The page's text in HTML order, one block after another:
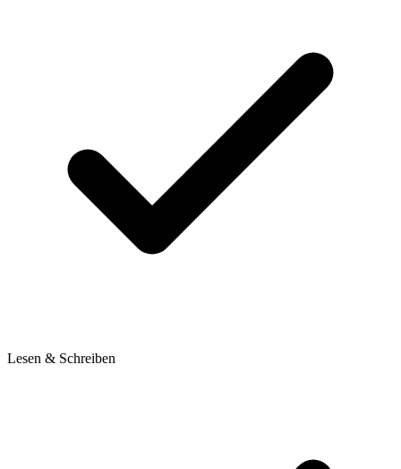
Lesen & Schreiben